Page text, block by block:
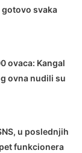
gotovo svaka
ovaca: Kangal
ovna nudili su
u poslednjih
funkcionera